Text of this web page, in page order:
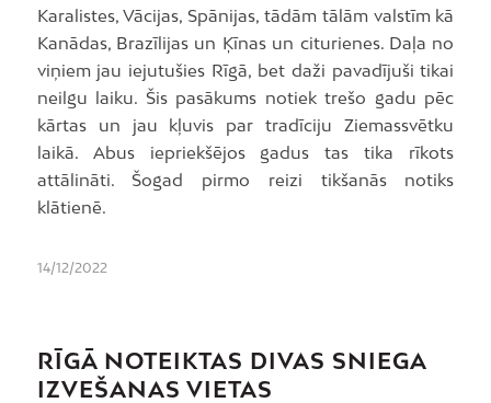
Karalistes, Vācijas, Spānijas, tādām tālām valstīm kā
Kanādas, Brazīlijas un Ķīnas un citurienes. Daļa no
viņiem jau iejutušies Rīgā, bet daži pavadījuši tikai
neilgu laiku. Šis pasākums notiek trešo gadu pēc
kārtas un jau kļuvis par tradīciju Ziemassvētku
laikā. Abus iepriekšējos gadus tas tika rīkots
attālināti. Šogad pirmo reizi tikšanās notiks
klātienē.
14/12/2022
RĪGĀ NOTEIKTAS DIVAS SNIEGA
IZVEŠANAS VIETAS